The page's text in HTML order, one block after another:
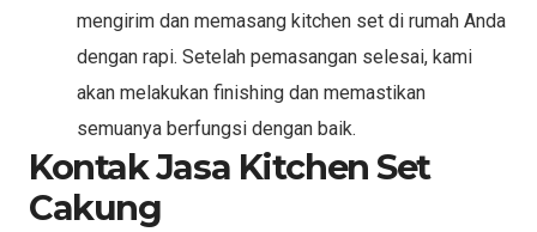
mengirim dan memasang kitchen set di rumah Anda
dengan rapi. Setelah pemasangan selesai, kami
akan melakukan finishing dan memastikan
semuanya berfungsi dengan baik.
Kontak Jasa Kitchen Set
Cakung